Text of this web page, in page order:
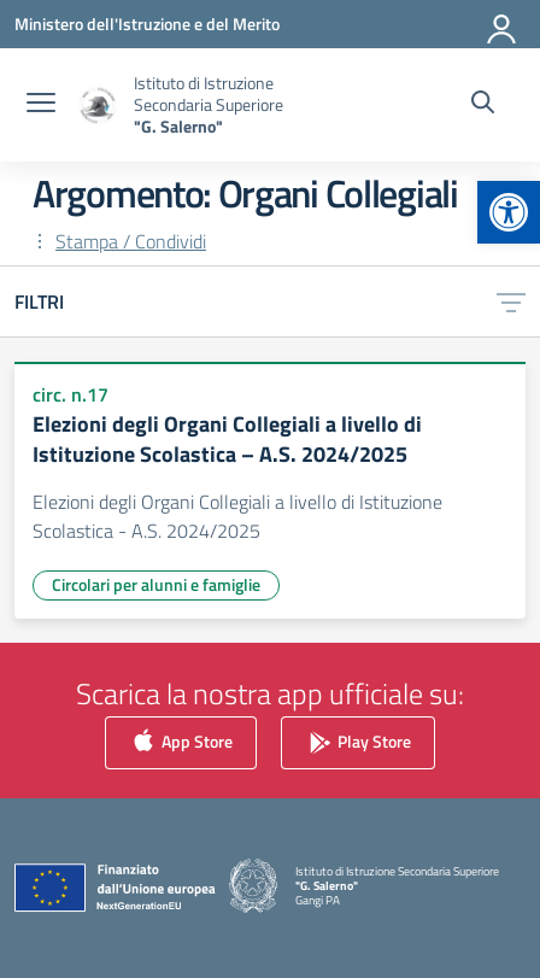
Vai ai contenuti
Vai al menu di navigazione
Vai al footer
Ministero dell'Istruzione e del Merito
Istituto di Istruzione
Secondaria Superiore
"G. Salerno"
Argomento: Organi Collegiali
Stampa / Condividi
FILTRI
circ. n.17
Elezioni degli Organi Collegiali a livello di
Istituzione Scolastica – A.S. 2024/2025
Elezioni degli Organi Collegiali a livello di Istituzione
Scolastica - A.S. 2024/2025
Circolari per alunni e famiglie
Scarica la nostra app ufficiale su:
App Store Play Store
Istituto di Istruzione Secondaria Superiore
"G. Salerno"
Gangi PA
— Visita la pagina iniziale della scuola